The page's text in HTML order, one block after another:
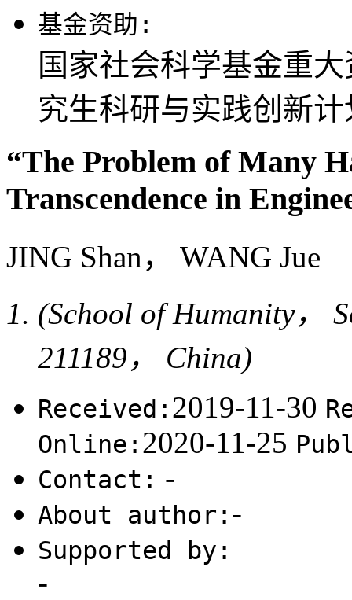
基金资助:
国家社会科学基金重
究生科研与实践创新
“The Problem of Many
Transcendence in
JING Shan， WANG Jue
(School of Humanity，
211189， China)
Received: 2019-11-30
Online: 2020-11-25
Contact: -
About author: -
Supported by:
-